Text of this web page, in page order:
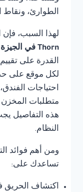
الطوارئ، ونقاط
لهذا السبب، فإن
Thorn في الجيزة
القدرة على
لكل موقع على
احتياجات
متطلبات المخزن
هذه التفاصيل
النظام.
ومن أهم فوائد
تساعدك على:
اكتشاف الحريق